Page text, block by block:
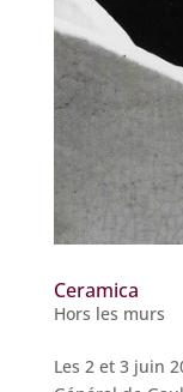
Ceramica
Hors les murs
Les 2 et 3 juin